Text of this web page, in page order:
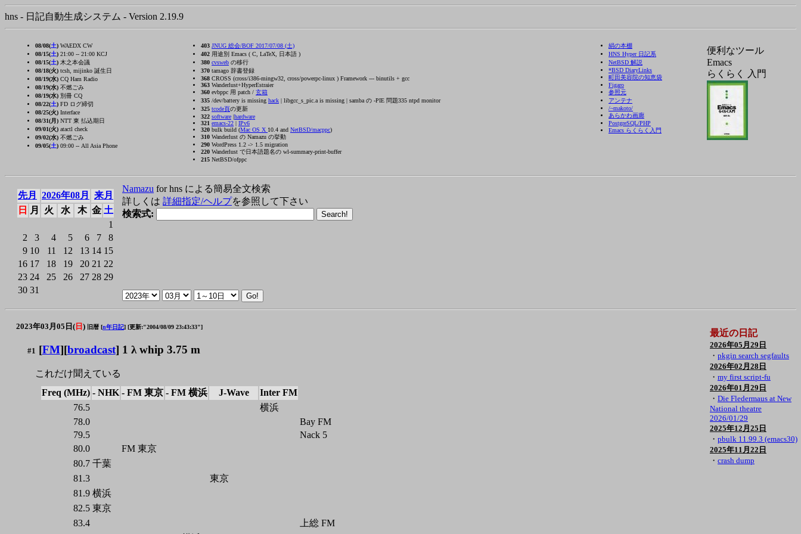
hns - 日記自動生成システム - Version 2.19.9
08/08(土) WAEDX CW
08/15(土) 21:00 -- 21:00 KCJ
08/15(土) 木之本会議
08/18(火) tcsh, mijinko 誕生日
08/19(水) CQ Ham Radio
08/19(水) 不燃ごみ
08/19(水) 別冊 CQ
08/22(土) FD ログ締切
08/25(火) Interface
08/31(月) NTT 東 払込期日
09/01(火) atactl check
09/02(水) 不燃ごみ
09/05(土) 09:00 -- All Asia Phone
403 JNUG 総会/BOF 2017/07/08 (土)
402 用途別 Emacs ( C, LaTeX, 日本語 )
380 cvsweb の移行
370 tamago 辞書登録
368 CROSS (cross/i386-mingw32, cross/powerpc-linux ) Framework --- binutils + gcc
363 Wanderlust+HyperEstraier
360 evbppc 用 patch / 玄箱
335 /dev/battery is missing hack | libgcc_s_pic.a is missing | samba の -PIE 問題335 ntpd monitor
325 tcode頁の更新
322 software |hardware
321 emacs-22 | IPv6
320 bulk build (Mac OS X 10.4 and NetBSD/macppc)
310 Wanderlust の Namazu の挙動
290 WordPress 1.2 -> 1.5 migration
220 Wanderlust で日本語題名の wl-summary-print-buffer
215 NetBSD/ofppc
絹の本棚
HNS Hyper 日記系
NetBSD 解説
*BSD DiaryLinks
町田美容院の知恵袋
Figaro
参照元
アンテナ
/~makoto/
あらかわ画廊
PostgreSQL/PHP
Emacs らくらく入門
便利なツール
Emacs
らくらく 入門
先月 2026年08月
来月
日
月 火 水 木 金 土
1
2
3 4 5 6 7
8
9 10 11 12 13 14 15
16 17 18 19 20 21 22
23 24 25 26 27 28 29
30 31
Namazu for hns による簡易全文検索
詳しくは 詳細指定/ヘルプを参照して下さい
検索式:
2023年03月05日( 日 ) 旧暦 [n年日記] [更新:"2004/08/09 23:43:33"]
#1 [FM][broadcast] 1 λ whip 3.75 m
これだけ聞えている
Freq (MHz) - NHK - FM 東京 - FM 横浜 J-Wave
Inter FM
76.5
横浜
78.0
Bay FM
79.5
Nack 5
80.0
FM 東京
80.7 千葉
81.3
東京
81.9 横浜
82.5 東京
83.4
上総 FM
最近の日記
2026年05月29日
・ pkgin search segfaults
2026年02月28日
・ my first script-fu
2026年01月29日
・ Die Fledermaus at New
National theatre
2026/01/29
2025年12月25日
・ pbulk 11.99.3 (emacs30)
2025年11月22日
・ crash dump